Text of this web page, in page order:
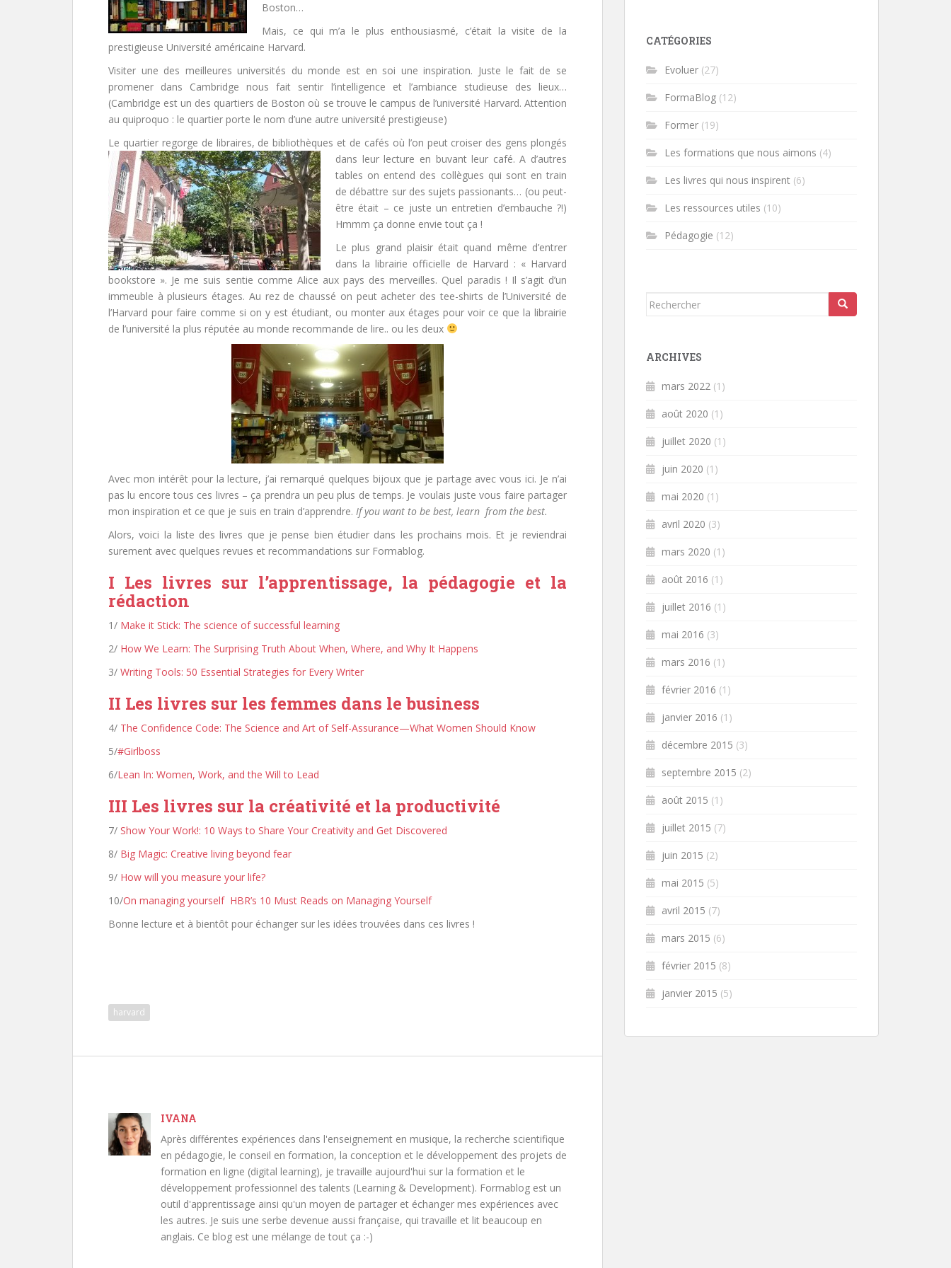
Boston…
Mais, ce qui m’a le plus enthousiasmé, c’était la visite de la
prestigieuse Université américaine Harvard.
Visiter une des meilleures universités du monde est en soi une inspiration. Juste le fait de se
promener dans Cambridge nous fait sentir l’intelligence et l’ambiance studieuse des lieux…
(Cambridge est un des quartiers de Boston où se trouve le campus de l’université Harvard. Attention
au quiproquo : le quartier porte le nom d’une autre université prestigieuse)
Le quartier regorge de libraires, de bibliothèques et de cafés où l’on peut croiser des gens plongés
dans leur lecture en buvant leur café. A d’autres
tables on entend des collègues qui sont en train
de débattre sur des sujets passionants… (ou peut-
être était – ce juste un entretien d’embauche ?!)
Hmmm ça donne envie tout ça !
Le plus grand plaisir était quand même d’entrer
dans la librairie officielle de Harvard : « Harvard
bookstore ». Je me suis sentie comme Alice aux pays des merveilles. Quel paradis ! Il s’agit d’un
immeuble à plusieurs étages. Au rez de chaussé on peut acheter des tee-shirts de l’Université de
l’Harvard pour faire comme si on y est étudiant, ou monter aux étages pour voir ce que la librairie
de l’université la plus réputée au monde recommande de lire.. ou les deux
Avec mon intérêt pour la lecture, j’ai remarqué quelques bijoux que je partage avec vous ici. Je n’ai
pas lu encore tous ces livres – ça prendra un peu plus de temps. Je voulais juste vous faire partager
mon inspiration et ce que je suis en train d’apprendre. If you want to be best, learn from the best.
Alors, voici la liste des livres que je pense bien étudier dans les prochains mois. Et je reviendrai
surement avec quelques revues et recommandations sur Formablog.
I Les livres sur l’apprentissage, la pédagogie et la
rédaction
1/ Make it Stick: The science of successful learning
2/ How We Learn: The Surprising Truth About When, Where, and Why It Happens
3/ Writing Tools: 50 Essential Strategies for Every Writer
II Les livres sur les femmes dans le business
4/ The Confidence Code: The Science and Art of Self-Assurance—What Women Should Know
5/#Girlboss
6/Lean In: Women, Work, and the Will to Lead
III Les livres sur la créativité et la productivité
7/ Show Your Work!: 10 Ways to Share Your Creativity and Get Discovered
8/ Big Magic: Creative living beyond fear
9/ How will you measure your life?
10/On managing yourself HBR’s 10 Must Reads on Managing Yourself
Bonne lecture et à bientôt pour échanger sur les idées trouvées dans ces livres !
harvard
IVANA
Après différentes expériences dans l'enseignement en musique, la recherche scientifique
en pédagogie, le conseil en formation, la conception et le développement des projets de
formation en ligne (digital learning), je travaille aujourd'hui sur la formation et le
développement professionnel des talents (Learning & Development). Formablog est un
outil d'apprentissage ainsi qu'un moyen de partager et échanger mes expériences avec
les autres. Je suis une serbe devenue aussi française, qui travaille et lit beaucoup en
anglais. Ce blog est une mélange de tout ça :-)
CATÉGORIES
Evoluer (27)
FormaBlog (12)
Former (19)
Les formations que nous aimons (4)
Les livres qui nous inspirent (6)
Les ressources utiles (10)
Pédagogie (12)
Rechercher...
ARCHIVES
mars 2022 (1)
août 2020 (1)
juillet 2020 (1)
juin 2020 (1)
mai 2020 (1)
avril 2020 (3)
mars 2020 (1)
août 2016 (1)
juillet 2016 (1)
mai 2016 (3)
mars 2016 (1)
février 2016 (1)
janvier 2016 (1)
décembre 2015 (3)
septembre 2015 (2)
août 2015 (1)
juillet 2015 (7)
juin 2015 (2)
mai 2015 (5)
avril 2015 (7)
mars 2015 (6)
février 2015 (8)
janvier 2015 (5)